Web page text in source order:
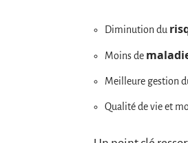
Diminution du
Moins de
Meilleure gestion
Qualité de vie et